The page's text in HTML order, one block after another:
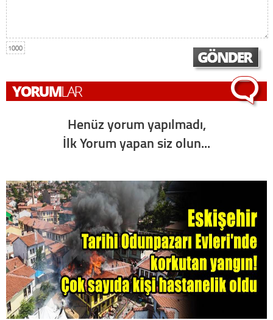
1000
Henüz yorum yapılmadı,
İlk Yorum yapan siz olun...